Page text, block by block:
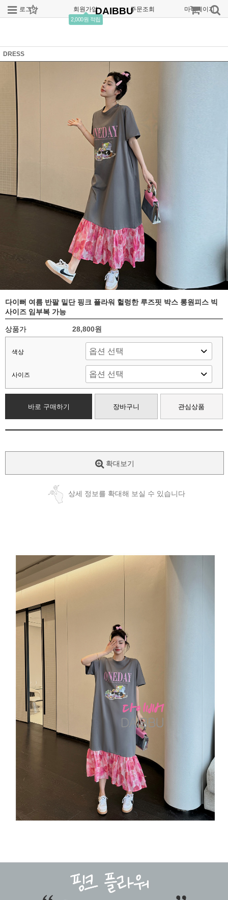
로그인 회원가입
2,000원 적립
주문조회 마이페이지
DAIBBU
DRESS
다이뻐 여름 반팔 밑단 핑크 플라워 헐렁한 루즈핏 박스 롱원피스 빅
사이즈 임부복 가능
상품가 28,800원
색상
사이즈
바로 구매하기 장바구니 관심상품
확대보기
상세 정보를 확대해 보실 수 있습니다